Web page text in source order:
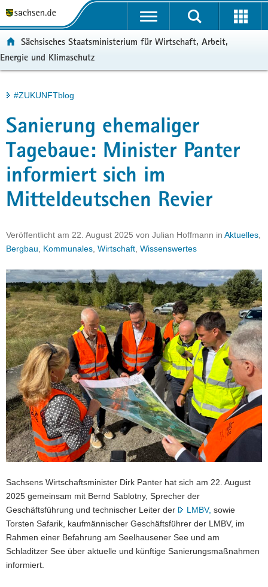
t
a
l
e
r
g
r
e
f
d
e
N
a
v
i
g
a
t
i
o
n
u
p
t
h
a
l
t
e
r
v
e
Portalübergreifende
Sächsisches Staatsministerium für Wirtschaft, Arbeit,
Energie und Klimaschutz
Hauptinhalt
#ZUKUNFTblog
Sanierung ehemaliger
Tagebaue: Minister Panter
informiert sich im
Mitteldeutschen Revier
Veröffentlicht am 22. August 2025 von Julian Hoffmann in Aktuelles
Bergbau
Kommunales Wirtschaft Wissenswertes
Sachsens Wirtschaftsminister Dirk Panter hat sich am 22. August
2025 gemeinsam mit Bernd Sablotny, Sprecher der
Geschäftsführung und technischer Leiter der
LMBV, sowie
Torsten Safarik, kaufmännischer Geschäftsführer der LMBV, im
Rahmen einer Befahrung am Seelhausener See und am
Schladitzer See über aktuelle und künftige Sanierungsmaßnahmen
informiert.